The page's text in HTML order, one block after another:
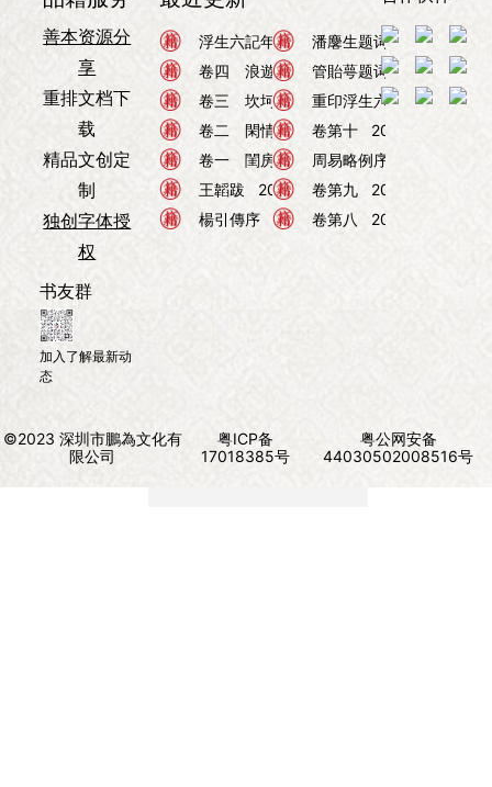
善本资源分
享
重排文档下
载
精品文创定
制
独创字体授
权
书友群
加入了解最新动
态
浮生六记
浮生六記年表
2026年08月05日
浮生六记
卷四 浪遊記快
2026年08月05日
浮生六记
卷三 坎坷記愁
2026年08月05日
浮生六记
卷二 閑情記趣
2026年08月05日
浮生六记
卷一 閨房記樂
2026年08月05日
浮生六记
王韜跋
2026年08月05日
浮生六记
楊引傳序 2026年08月05日
浮生六记
潘麐生题词
2026年08
浮生六记
管貽萼题词
2026年08
浮生六记
重印浮生六記
2026年
周易
卷第十
2026年08月02
周易
周易略例序
周易
卷第九
2026年08月02
周易
卷第八 2026年08月02
©2023 深圳市鵬為文化有
限公司
粤ICP备
17018385号
粤公网安备
44030502008516号